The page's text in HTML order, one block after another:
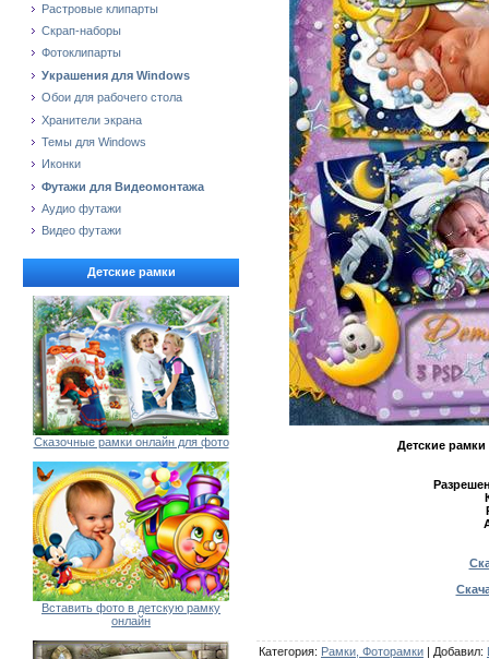
Растровые клипарты
Скрап-наборы
Фотоклипарты
Украшения для Windows
Обои для рабочего стола
Хранители экрана
Темы для Windows
Иконки
Футажи для Видеомонтажа
Аудио футажи
Видео футажи
Детские рамки
Сказочные рамки онлайн для фото
Вставить фото в детскую рамку
онлайн
Детские
Категория: Рамки, Фоторамки | Добавил: